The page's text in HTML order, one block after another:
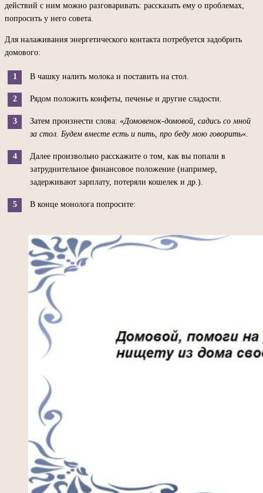
действий с ним можно разговаривать: рассказать ему о проблемах,
попросить у него совета.
Для налаживания энергетического контакта потребуется задобрить
домового:
В чашку налить молока и поставить на стол.
Рядом положить конфеты, печенье и другие сладости.
Затем произнести слова: «Домовенок-домовой, садись со мной
за стол. Будем вместе есть и пить, про беду мою говорить«.
Далее произвольно расскажите о том, как вы попали в
затруднительное финансовое положение (например,
задерживают зарплату, потеряли кошелек и др.).
В конце монолога попросите: